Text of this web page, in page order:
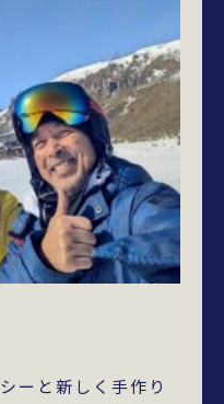
ーと新しく手作り